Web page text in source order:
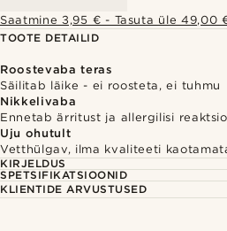
Saatmine 3,95 € - Tasuta üle 49,00
TOOTE DETAILID
Roostevaba teras
Säilitab läike - ei roosteta, ei tuhmu
Nikkelivaba
Ennetab ärritust ja allergilisi
Uju ohutult
Vetthülgav, ilma kvaliteeti
KIRJELDUS
SPETSIFIKATSIOONID
KLIENTIDE ARVUSTUSED